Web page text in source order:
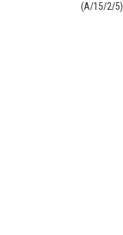
(A/15/2/5)